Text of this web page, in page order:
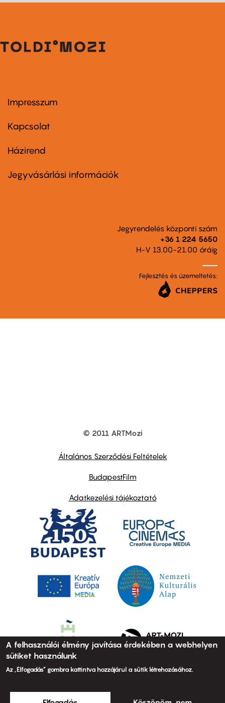
Footer
first
Impresszum
Kapcsolat
Footer
second
Házirend
Jegyvásárlási információk
Jegyrendelés központi szám
+36 1 224 5650
H-V 13.00-21.00 óráig
Fejlesztés és üzemeltetés:
© 2011 ARTMozi
Általános Szerződési Feltételek
BudapestFilm
Adatkezelési tájékoztató
A felhasználói élmény javítása érdekében a webhelyen
sütiket használunk
Az „Elfogadás” gombra kattintva hozzájárul a sütik létrehozásához.